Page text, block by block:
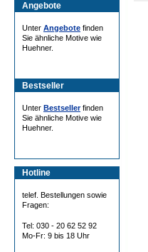
Angebote
Unter Angebote finden
Sie ähnliche Motive wie
Huehner.
Bestseller
Unter Bestsellerfinden
Sie ähnliche Motive wie
Huehner.
Hotline
telef. Bestellungen sowie
Fragen:
Tel: 030 - 20 62 52 92
Mo-Fr: 9 bis 18 Uhr